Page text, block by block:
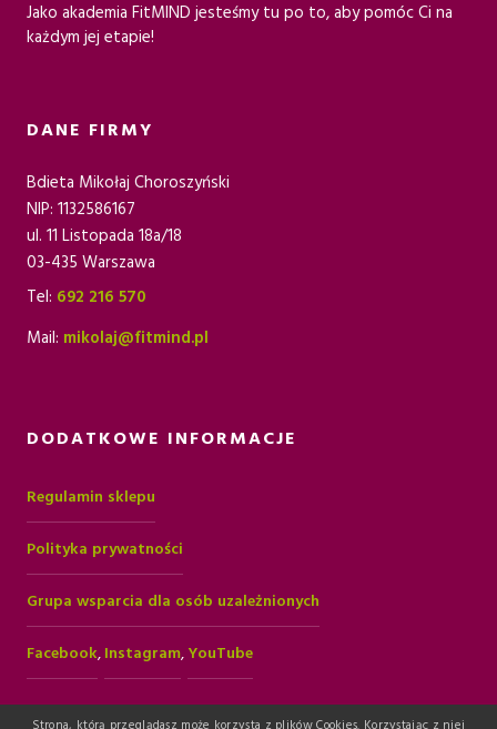
Jako akademia FitMIND jesteśmy tu po to, aby pomóc Ci na
każdym jej etapie!
DANE FIRMY
Bdieta Mikołaj Choroszyński
NIP: 1132586167
ul. 11 Listopada 18a/18
03-435 Warszawa
Tel: 692 216 570
Mail: mikolaj@fitmind.pl
DODATKOWE INFORMACJE
Regulamin sklepu
Polityka prywatności
Grupa wsparcia dla osób uzależnionych
Facebook, Instagram, YouTube
Strona, którą przeglądasz może korzysta z plików Cookies. Korzystając z niej